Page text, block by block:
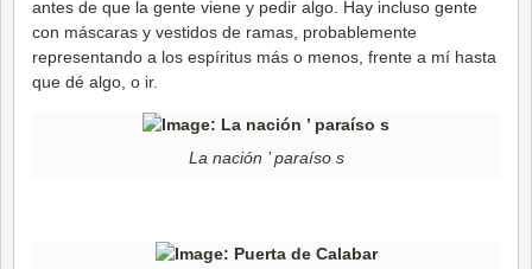
antes de que la gente viene y pedir algo. Hay incluso gente
con máscaras y vestidos de ramas, probablemente
representando a los espíritus más o menos, frente a mí hasta
que dé algo, o ir.
La nación ’ paraíso s